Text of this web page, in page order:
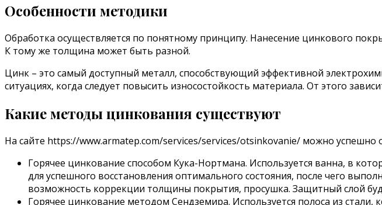
Особенности методики
Обработка осуществляется по понятному принципу. Нанесение цинкового
К тому же толщина может быть разной.
Цинк – это самый доступный металл, способствующий эффективной
ситуациях, когда следует повысить износостойкость материала. От этого
Какие методы цинкования существуют
На сайте https://www.armatep.com/services/services/otsinkovanie/ можно
Горячее цинкование способом Кука-Нортмана. Используется ванна, в
для успешного восстановления оптимального состояния, после чего
возможность коррекции толщины покрытия, просушка. Защитный слой
Горячее цинкование методом Сендземира. Используется полоса из